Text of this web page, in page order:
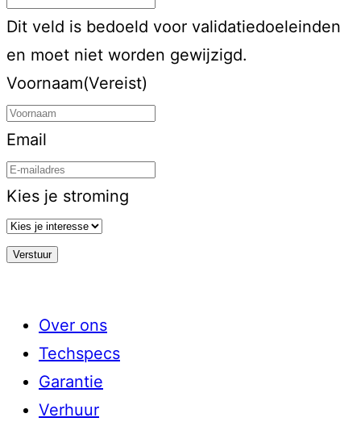
Dit veld is bedoeld voor validatiedoeleinden
en moet niet worden gewijzigd.
Voornaam(Vereist)
Email
Kies je stroming
Over ons
Techspecs
Garantie
Verhuur